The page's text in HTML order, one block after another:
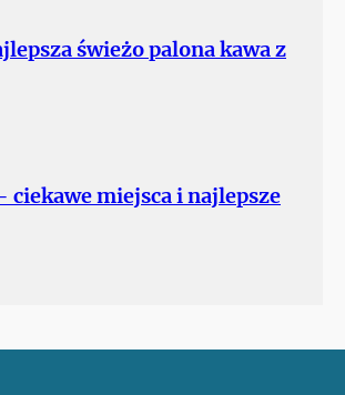
świeżo palona kawa z
ciekawe miejsca i najlepsze